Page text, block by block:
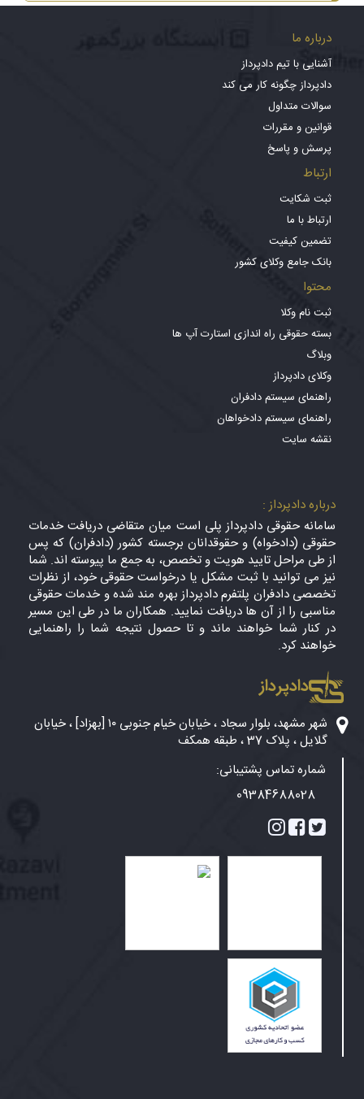
درباره ما
آشنایی با تیم دادپرداز
دادپرداز چگونه کار می کند
سوالات متداول
قوانین و مقررات
پرسش و پاسخ
ارتباط
ثبت شکایت
ارتباط با ما
تضمین کیفیت
بانک جامع وکلای کشور
محتوا
ثبت نام وکلا
بسته حقوقی راه اندازی استارت آپ ها
وبلاگ
وکلای دادپرداز
راهنمای سیستم دادفران
راهنمای سیستم دادخواهان
نقشه سایت
درباره دادپرداز :
سامانه حقوقی دادپرداز پلی است میان متقاضی دریافت خدمات
حقوقی (دادخواه) و حقوقدانان برجسته کشور (دادفران) که پس
از طی مراحل تایید هویت و تخصص، به جمع ما پیوسته اند. شما
نیز می توانید با ثبت مشکل یا درخواست حقوقی خود، از نظرات
تخصصی دادفران پلتفرم دادپرداز بهره مند شده و خدمات حقوقی
مناسبی را از آن ها دریافت نمایید. همکاران ما در طی این مسیر
در کنار شما خواهند ماند و تا حصول نتیجه شما را راهنمایی
خواهند کرد.
دادپرداز
شهر مشهد، بلوار سجاد ، خیابان خیام جنوبی ۱۰ [بهزاد] ، خیابان
گلایل ، پلاک 37 ، طبقه همکف
شماره تماس پشتیبانی:
09384688028